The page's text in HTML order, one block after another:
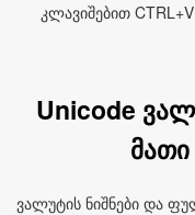
კლავიშებით
Unicode
ვალუტის ნიშნები და